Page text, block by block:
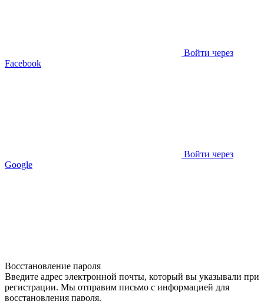
Войти через
Facebook
Войти через
Google
Восстановление пароля
Введите адрес электронной почты, который вы указывали при
регистрации. Мы отправим письмо с информацией для
восстановления пароля.